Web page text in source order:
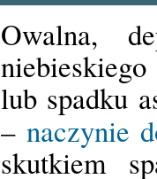
Owalna,
lub spadku
– naczynie
skutkiem